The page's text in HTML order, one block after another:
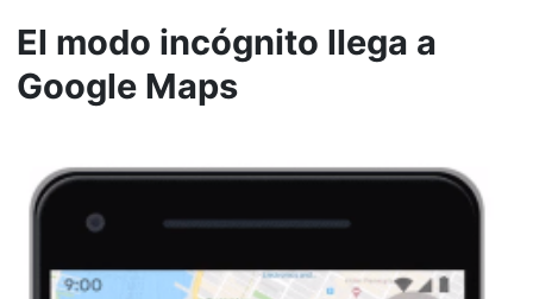
El modo incógnito llega a
Google Maps